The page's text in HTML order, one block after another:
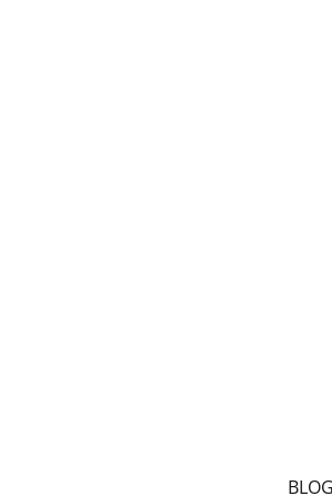
BLOG